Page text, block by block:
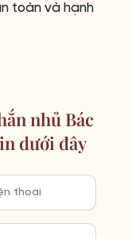
toàn và hạnh
nhủ Bác
dưới đây